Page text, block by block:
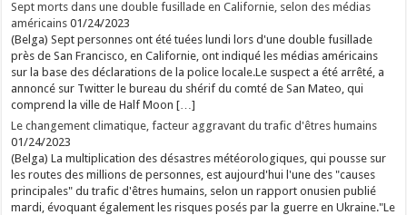
personnalités rendent hommage au papa de Tatayet
Michel Dejeneffe, ventriloque qui donnait vie à la
marionnette Tatayet, est décédé à 77 ans. ...
Ecrit le 08/08 08:15
rss
Sept morts dans une double fusillade en Californie, selon des médias
américains 01/24/2023
(Belga) Sept personnes ont été tuées lundi lors d'une double fusillade
près de San Francisco, en Californie, ont indiqué les médias américains
sur la base des déclarations de la police locale.Le suspect a été arrêté, a
annoncé sur Twitter le bureau du shérif du comté de San Mateo, qui
comprend la ville de Half Moon […]
Le changement climatique, facteur aggravant du trafic d'êtres humains
01/24/2023
(Belga) La multiplication des désastres météorologiques, qui pousse sur
les routes des millions de personnes, est aujourd'hui l'une des "causes
principales" du trafic d'êtres humains, selon un rapport onusien publié
mardi, évoquant également les risques posés par la guerre en Ukraine."Le